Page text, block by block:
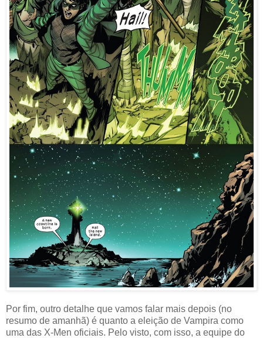
Por fim, outro detalhe que vamos falar mais depois (no
resumo de amanhã) é quanto a eleição de Vampira como
uma das X-Men oficiais. Pelo visto, com isso, a equipe do